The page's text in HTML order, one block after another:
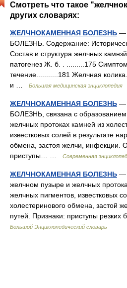
Смотреть что такое
других словарях:
ЖЕЛЧНОКАМЕННАЯ БОЛЕЗНЬ —
БОЛЕЗНЬ. Содержание:
Состав и структура желчных
патогенез Ж. б. . .........175
течение...........181 Желчная
и …
Большая медицинская энциклопедия
ЖЕЛЧНОКАМЕННАЯ БОЛЕЗНЬ —
БОЛЕЗНЬ, связана с
желчных протоках камней из
известковых солей в результате
обмена, застоя желчи, инфекции.
приступы… …
Современная
ЖЕЛЧНОКАМЕННАЯ БОЛЕЗНЬ —
желчном пузыре и желчных
желчных пигментов, известковых
холестеринового обмена, застой
путей. Признаки: приступы
Большой Энциклопедический словарь